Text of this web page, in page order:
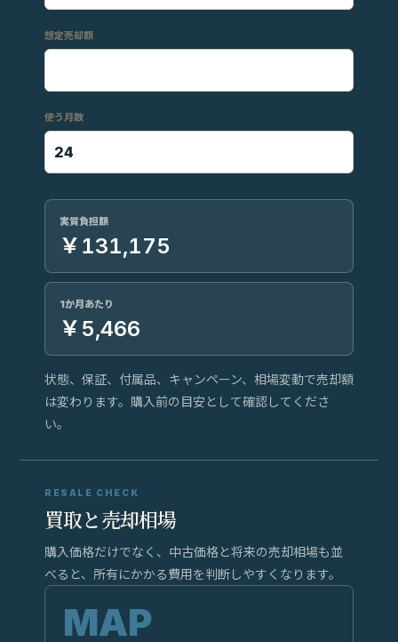
想定売却額
使う月数
実質負担額
￥131,175
1か月あたり
￥5,466
状態、保証、付属品、キャンペーン、相場変動で売却額
は変わります。購入前の目安として確認してくださ
い。
RESALE CHECK
買取と売却相場
購入価格だけでなく、中古価格と将来の売却相場も並
べると、所有にかかる費用を判断しやすくなります。